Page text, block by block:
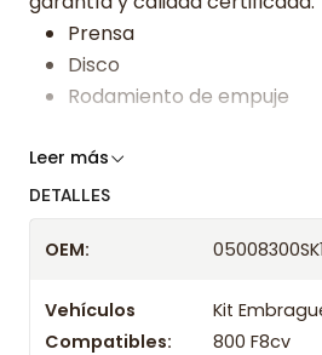
Prensa
Disco
Rodamiento de empuje
Somos especialistas en
tienda previo correo de
Leer más
DETALLES
OEM:
Vehículos
Compatibles:
Kit
800 F8cv